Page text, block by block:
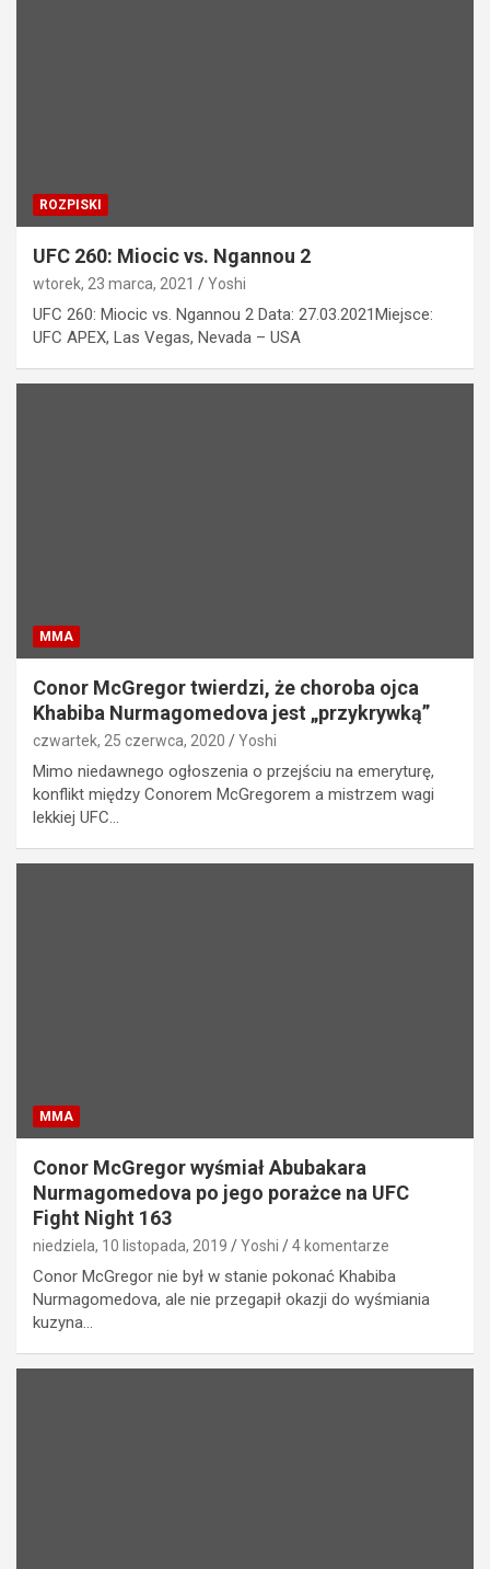
ROZPISKI
UFC 260: Miocic vs. Ngannou 2
wtorek, 23 marca, 2021 Yoshi
UFC 260: Miocic vs. Ngannou 2 Data: 27.03.2021Miejsce:
UFC APEX, Las Vegas, Nevada – USA
MMA
Conor McGregor twierdzi, że choroba ojca
Khabiba Nurmagomedova jest „przykrywką”
czwartek, 25 czerwca, 2020 Yoshi
Mimo niedawnego ogłoszenia o przejściu na emeryturę,
konflikt między Conorem McGregorem a mistrzem wagi
lekkiej UFC…
MMA
Conor McGregor wyśmiał Abubakara
Nurmagomedova po jego porażce na UFC
Fight Night 163
niedziela, 10 listopada, 2019 Yoshi 4 komentarze
Conor McGregor nie był w stanie pokonać Khabiba
Nurmagomedova, ale nie przegapił okazji do wyśmiania
kuzyna…